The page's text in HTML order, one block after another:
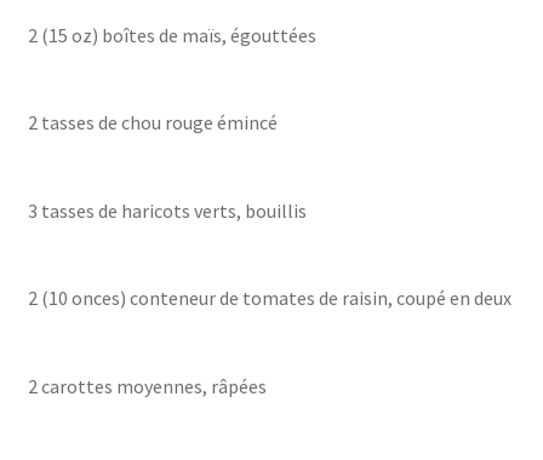
2 (15 oz) boîtes de maïs, égouttées
2 tasses de chou rouge émincé
3 tasses de haricots verts, bouillis
2 (10 onces) conteneur de tomates de raisin, coupé en deux
2 carottes moyennes, râpées